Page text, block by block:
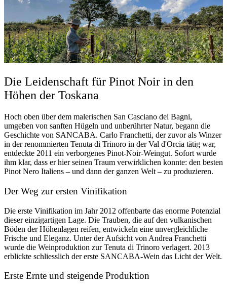
Die Leidenschaft für Pinot Noir in den
Höhen der Toskana
Hoch oben über dem malerischen San Casciano dei Bagni,
umgeben von sanften Hügeln und unberührter Natur, begann die
Geschichte von SANCABA. Carlo Franchetti, der zuvor als Winzer
in der renommierten Tenuta di Trinoro in der Val d'Orcia tätig war,
entdeckte 2011 ein verborgenes Pinot-Noir-Weingut. Sofort wurde
ihm klar, dass er hier seinen Traum verwirklichen konnte: den besten
Pinot Nero Italiens – und dann der ganzen Welt – zu produzieren.
Der Weg zur ersten Vinifikation
Die erste Vinifikation im Jahr 2012 offenbarte das enorme Potenzial
dieser einzigartigen Lage. Die Trauben, die auf den vulkanischen
Böden der Höhenlagen reifen, entwickeln eine unvergleichliche
Frische und Eleganz. Unter der Aufsicht von Andrea Franchetti
wurde die Weinproduktion zur Tenuta di Trinoro verlagert. 2013
erblickte schliesslich der erste SANCABA-Wein das Licht der Welt.
Erste Ernte und steigende Produktion